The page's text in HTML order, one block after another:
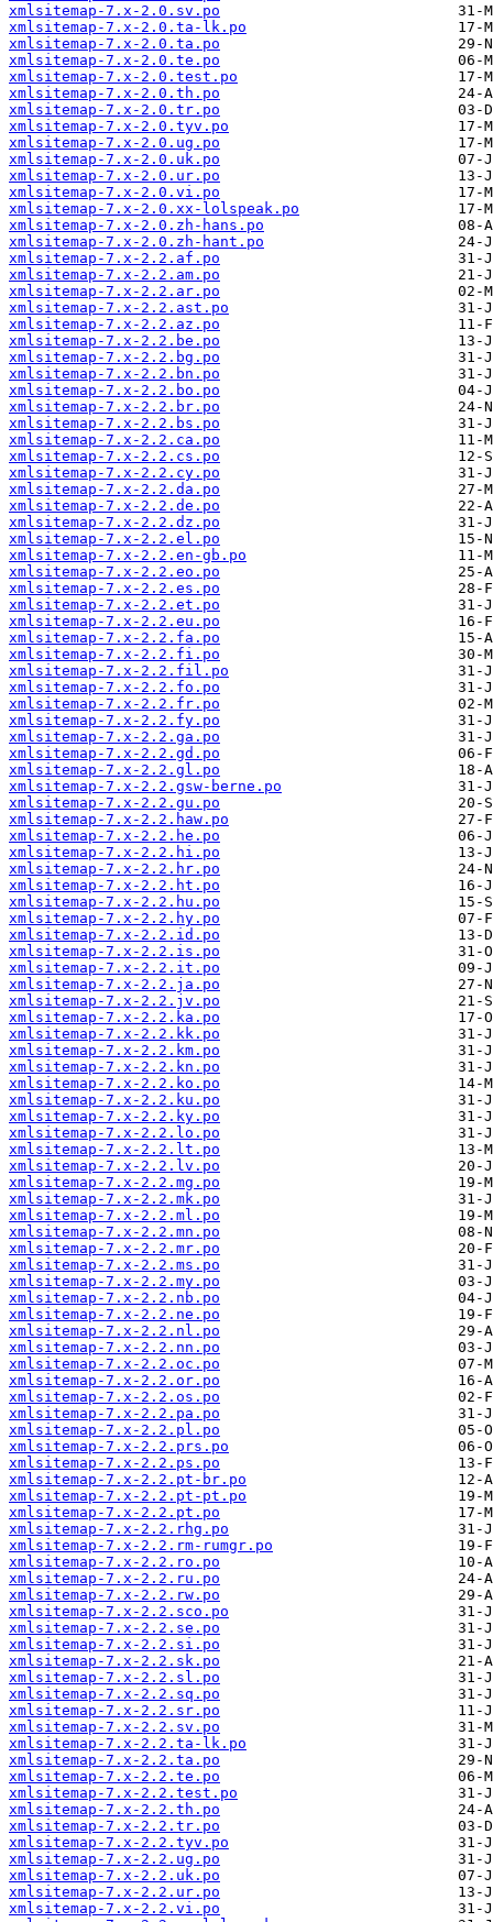
xmlsitemap-7.x-2.0.sv.po
xmlsitemap-7.x-2.0.ta-lk.po
xmlsitemap-7.x-2.0.ta.po
xmlsitemap-7.x-2.0.te.po
xmlsitemap-7.x-2.0.test.po
xmlsitemap-7.x-2.0.th.po
xmlsitemap-7.x-2.0.tr.po
xmlsitemap-7.x-2.0.tyv.po
xmlsitemap-7.x-2.0.ug.po
xmlsitemap-7.x-2.0.uk.po
xmlsitemap-7.x-2.0.ur.po
xmlsitemap-7.x-2.0.vi.po
xmlsitemap-7.x-2.0.xx-lolspeak.po
xmlsitemap-7.x-2.0.zh-hans.po
xmlsitemap-7.x-2.0.zh-hant.po
xmlsitemap-7.x-2.2.af.po
xmlsitemap-7.x-2.2.am.po
xmlsitemap-7.x-2.2.ar.po
xmlsitemap-7.x-2.2.ast.po
xmlsitemap-7.x-2.2.az.po
xmlsitemap-7.x-2.2.be.po
xmlsitemap-7.x-2.2.bg.po
xmlsitemap-7.x-2.2.bn.po
xmlsitemap-7.x-2.2.bo.po
xmlsitemap-7.x-2.2.br.po
xmlsitemap-7.x-2.2.bs.po
xmlsitemap-7.x-2.2.ca.po
xmlsitemap-7.x-2.2.cs.po
xmlsitemap-7.x-2.2.cy.po
xmlsitemap-7.x-2.2.da.po
xmlsitemap-7.x-2.2.de.po
xmlsitemap-7.x-2.2.dz.po
xmlsitemap-7.x-2.2.el.po
xmlsitemap-7.x-2.2.en-gb.po
xmlsitemap-7.x-2.2.eo.po
xmlsitemap-7.x-2.2.es.po
xmlsitemap-7.x-2.2.et.po
xmlsitemap-7.x-2.2.eu.po
xmlsitemap-7.x-2.2.fa.po
xmlsitemap-7.x-2.2.fi.po
xmlsitemap-7.x-2.2.fil.po
xmlsitemap-7.x-2.2.fo.po
xmlsitemap-7.x-2.2.fr.po
xmlsitemap-7.x-2.2.fy.po
xmlsitemap-7.x-2.2.ga.po
xmlsitemap-7.x-2.2.gd.po
xmlsitemap-7.x-2.2.gl.po
xmlsitemap-7.x-2.2.gsw-berne.po
xmlsitemap-7.x-2.2.gu.po
xmlsitemap-7.x-2.2.haw.po
xmlsitemap-7.x-2.2.he.po
xmlsitemap-7.x-2.2.hi.po
xmlsitemap-7.x-2.2.hr.po
xmlsitemap-7.x-2.2.ht.po
xmlsitemap-7.x-2.2.hu.po
xmlsitemap-7.x-2.2.hy.po
xmlsitemap-7.x-2.2.id.po
xmlsitemap-7.x-2.2.is.po
xmlsitemap-7.x-2.2.it.po
xmlsitemap-7.x-2.2.ja.po
xmlsitemap-7.x-2.2.jv.po
xmlsitemap-7.x-2.2.ka.po
xmlsitemap-7.x-2.2.kk.po
xmlsitemap-7.x-2.2.km.po
xmlsitemap-7.x-2.2.kn.po
xmlsitemap-7.x-2.2.ko.po
xmlsitemap-7.x-2.2.ku.po
xmlsitemap-7.x-2.2.ky.po
xmlsitemap-7.x-2.2.lo.po
xmlsitemap-7.x-2.2.lt.po
xmlsitemap-7.x-2.2.lv.po
xmlsitemap-7.x-2.2.mg.po
xmlsitemap-7.x-2.2.mk.po
xmlsitemap-7.x-2.2.ml.po
xmlsitemap-7.x-2.2.mn.po
xmlsitemap-7.x-2.2.mr.po
xmlsitemap-7.x-2.2.ms.po
xmlsitemap-7.x-2.2.my.po
xmlsitemap-7.x-2.2.nb.po
xmlsitemap-7.x-2.2.ne.po
xmlsitemap-7.x-2.2.nl.po
xmlsitemap-7.x-2.2.nn.po
xmlsitemap-7.x-2.2.oc.po
xmlsitemap-7.x-2.2.or.po
xmlsitemap-7.x-2.2.os.po
xmlsitemap-7.x-2.2.pa.po
xmlsitemap-7.x-2.2.pl.po
xmlsitemap-7.x-2.2.prs.po
xmlsitemap-7.x-2.2.ps.po
xmlsitemap-7.x-2.2.pt-br.po
xmlsitemap-7.x-2.2.pt-pt.po
xmlsitemap-7.x-2.2.pt.po
xmlsitemap-7.x-2.2.rhg.po
xmlsitemap-7.x-2.2.rm-rumgr.po
xmlsitemap-7.x-2.2.ro.po
xmlsitemap-7.x-2.2.ru.po
xmlsitemap-7.x-2.2.rw.po
xmlsitemap-7.x-2.2.sco.po
xmlsitemap-7.x-2.2.se.po
xmlsitemap-7.x-2.2.si.po
xmlsitemap-7.x-2.2.sk.po
xmlsitemap-7.x-2.2.sl.po
xmlsitemap-7.x-2.2.sq.po
xmlsitemap-7.x-2.2.sr.po
xmlsitemap-7.x-2.2.sv.po
xmlsitemap-7.x-2.2.ta-lk.po
xmlsitemap-7.x-2.2.ta.po
xmlsitemap-7.x-2.2.te.po
xmlsitemap-7.x-2.2.test.po
xmlsitemap-7.x-2.2.th.po
xmlsitemap-7.x-2.2.tr.po
xmlsitemap-7.x-2.2.tyv.po
xmlsitemap-7.x-2.2.ug.po
xmlsitemap-7.x-2.2.uk.po
xmlsitemap-7.x-2.2.ur.po
xmlsitemap-7.x-2.2.vi.po